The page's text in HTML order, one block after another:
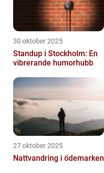
30 oktober 2025
Standup i Stockholm: En
vibrerande humorhubb
27 oktober 2025
Nattvandring i ödemarken